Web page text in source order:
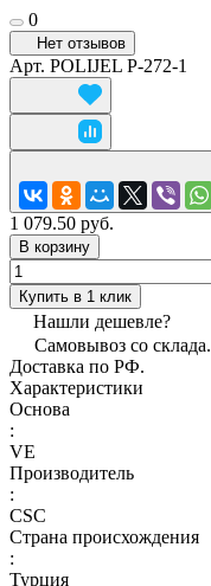
0
Нет отзывов
Арт. POLIJEL P-272-1
1 079.50 руб.
В корзину
Купить в 1 клик
Нашли дешевле?
Самовывоз со склада.
Доставка по РФ.
Характеристики
Основа
:
VE
Производитель
:
CSC
Страна происхождения
:
Турция